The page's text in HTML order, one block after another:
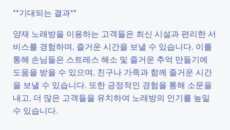
**기대되는 결과**
양재 노래방을 이용하는 고객들은 최신 시설과 편리한 서
비스를 경험하며, 즐거운 시간을 보낼 수 있습니다. 이를
통해 손님들은 스트레스 해소 및 즐거운 추억 만들기에
도움을 받을 수 있으며, 친구나 가족과 함께 즐거운 시간
을 보낼 수 있습니다. 또한 긍정적인 경험을 통해 소문을
내고, 더 많은 고객들을 유치하여 노래방의 인기를 높일
수 있습니다.